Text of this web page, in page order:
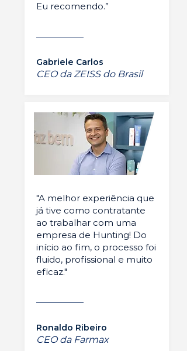
Eu recomendo.”
Gabriele Carlos
CEO da ZEISS do Brasil
"A melhor experiência que
já tive como contratante
ao trabalhar com uma
empresa de Hunting! Do
início ao fim, o processo foi
fluido, profissional e muito
eficaz."
Ronaldo Ribeiro
CEO da Farmax